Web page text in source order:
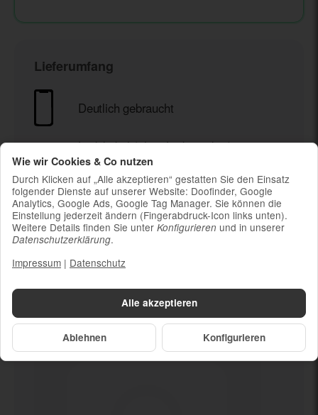
Lieferumfang
Deutlich gebraucht
Ladekabel (ohne Ladestecker)
Um die Nachhaltigkeit zu unterstützen und
weil die meisten neueren Smartphones
kabelloses Laden ermöglichen, ist kein
Ladestecker im Lieferumfang enthalten
Alle akzeptieren
Ablehnen Konfigurieren
Wie wir Cookies & Co nutzen
Durch Klicken auf „Alle akzeptieren“ gestatten Sie den Einsatz
folgender Dienste auf unserer Website: Doofinder, Google
Analytics, Google Ads, Google Tag Manager. Sie können die
Einstellung jederzeit ändern (Fingerabdruck-Icon links unten).
Weitere Details finden Sie unter Konfigurieren und in unserer
Datenschutzerklärung.
Impressum | Datenschutz